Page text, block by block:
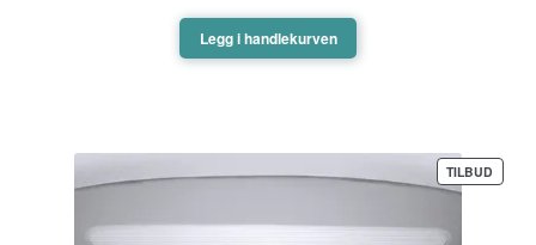
330,00 €.
199,00 €.
Legg i handlekurven
TILBUD
PÅ